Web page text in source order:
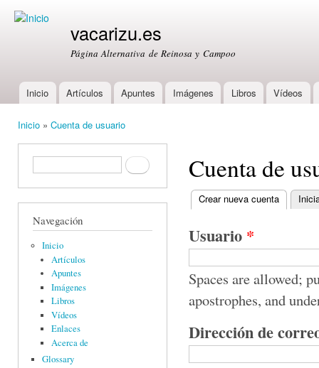
vacarizu.es
Página Alternativa de Reinosa y Campoo
Main menu
Inicio Artículos Apuntes Imágenes Libros Vídeos
Inicio » Cuenta de usuario
Formulario de búsquedaBuscar
Navegación
Inicio
Artículos
Apuntes
Imágenes
Libros
Vídeos
Enlaces
Acerca de
Glossary
Cuenta de
Primary tabs
Crear nueva cuenta (active
Usuario *
Spaces are allowed;
apostrophes, and
Dirección de